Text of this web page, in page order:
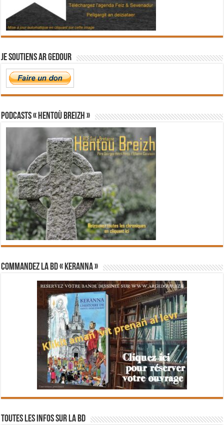
Je soutiens Ar Gedour
PODCASTS « Hentoù Breizh »
Commandez la BD « Keranna »
Toutes les infos sur la BD